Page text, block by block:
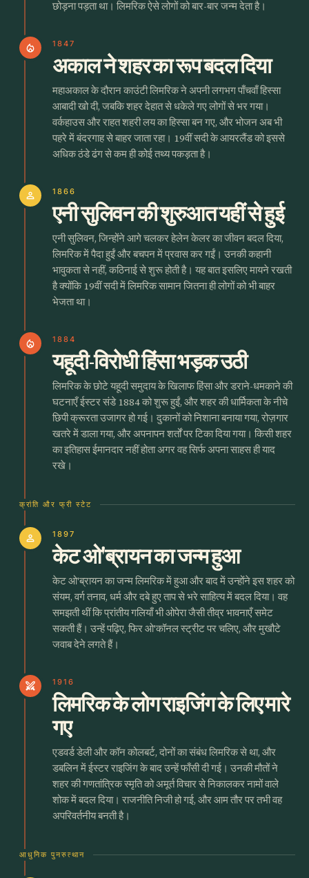
छोड़ना पड़ता था। लिमरिक ऐसे लोगों को बार-बार जन्म देता है।
local_fire_department 1847
अकाल ने शहर का रूप बदल दिया
महाअकाल के दौरान काउंटी लिमरिक ने अपनी लगभग पाँचवाँ हिस्सा
आबादी खो दी, जबकि शहर देहात से धकेले गए लोगों से भर गया।
वर्कहाउस और राहत शहरी लय का हिस्सा बन गए, और भोजन अब भी
पहरे में बंदरगाह से बाहर जाता रहा। 19वीं सदी के आयरलैंड को इससे
अधिक ठंडे ढंग से कम ही कोई तथ्य पकड़ता है।
person 1866
एनी सुलिवन की शुरुआत यहीं से हुई
एनी सुलिवन, जिन्होंने आगे चलकर हेलेन केलर का जीवन बदल दिया,
लिमरिक में पैदा हुईं और बचपन में प्रवास कर गईं। उनकी कहानी
भावुकता से नहीं, कठिनाई से शुरू होती है। यह बात इसलिए मायने रखती
है क्योंकि 19वीं सदी में लिमरिक सामान जितना ही लोगों को भी बाहर
भेजता था।
local_fire_department 1884
यहूदी-विरोधी हिंसा भड़क उठी
लिमरिक के छोटे यहूदी समुदाय के खिलाफ हिंसा और डराने-धमकाने की
घटनाएँ ईस्टर संडे 1884 को शुरू हुईं, और शहर की धार्मिकता के नीचे
छिपी क्रूरता उजागर हो गई। दुकानों को निशाना बनाया गया, रोज़गार
खतरे में डाला गया, और अपनापन शर्तों पर टिका दिया गया। किसी शहर
का इतिहास ईमानदार नहीं होता अगर वह सिर्फ अपना साहस ही याद
रखे।
क्रांति और फ्री स्टेट
person 1897
केट ओ'ब्रायन का जन्म हुआ
केट ओ'ब्रायन का जन्म लिमरिक में हुआ और बाद में उन्होंने इस शहर को
संयम, वर्ग तनाव, धर्म और दबे हुए ताप से भरे साहित्य में बदल दिया। वह
समझती थीं कि प्रांतीय गलियाँ भी ओपेरा जैसी तीव्र भावनाएँ समेट
सकती हैं। उन्हें पढ़िए, फिर ओ'कॉनल स्ट्रीट पर चलिए, और मुखौटे
जवाब देने लगते हैं।
swords 1916
लिमरिक के लोग राइजिंग के लिए मारे
गए
एडवर्ड डेली और कॉन कोलबर्ट, दोनों का संबंध लिमरिक से था, और
डबलिन में ईस्टर राइजिंग के बाद उन्हें फाँसी दी गई। उनकी मौतों ने
शहर की गणतांत्रिक स्मृति को अमूर्त विचार से निकालकर नामों वाले
शोक में बदल दिया। राजनीति निजी हो गई, और आम तौर पर तभी वह
अपरिवर्तनीय बनती है।
आधुनिक पुनरुत्थान